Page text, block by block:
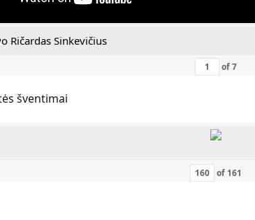
Ričardas Sinkevičius
of7
šventimai
of 161